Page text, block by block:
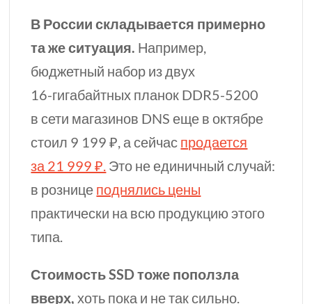
В России складывается примерно
та жеситуация. Например,
бюджетный набор из двух
16-гигабайтных планок DDR5-5200
в сети магазинов DNS еще в октябре
стоил 9 199 ₽, а сейчас продается
за 21 999 ₽. Это не единичный случай:
в рознице поднялись цены
практически на всю продукцию этого
типа.
Стоимость SSD тоже поползла
вверх, хоть пока и не так сильно.